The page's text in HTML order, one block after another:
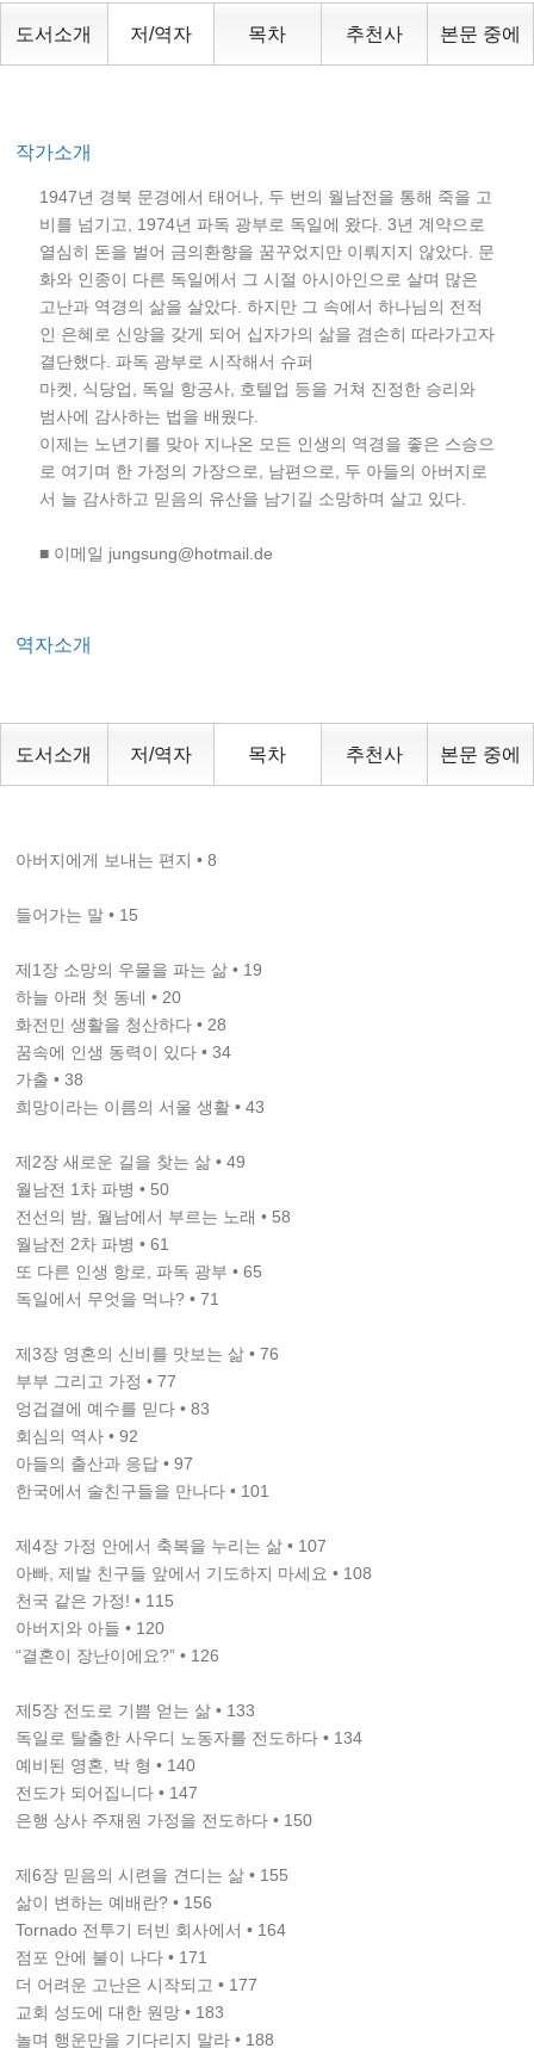
도서소개 저/역자 목차 추천사 본문 중에
작가소개
1947년 경북 문경에서 태어나, 두 번의 월남전을 통해 죽을 고
비를 넘기고, 1974년 파독 광부로 독일에 왔다. 3년 계약으로
열심히 돈을 벌어 금의환향을 꿈꾸었지만 이뤄지지 않았다. 문
화와 인종이 다른 독일에서 그 시절 아시아인으로 살며 많은
고난과 역경의 삶을 살았다. 하지만 그 속에서 하나님의 전적
인 은혜로 신앙을 갖게 되어 십자가의 삶을 겸손히 따라가고자
결단했다. 파독 광부로 시작해서 슈퍼
마켓, 식당업, 독일 항공사, 호텔업 등을 거쳐 진정한 승리와
범사에 감사하는 법을 배웠다.
이제는 노년기를 맞아 지나온 모든 인생의 역경을 좋은 스승으
로 여기며 한 가정의 가장으로, 남편으로, 두 아들의 아버지로
서 늘 감사하고 믿음의 유산을 남기길 소망하며 살고 있다.
■ 이메일 jungsung@hotmail.de
역자소개
도서소개 저/역자 목차 추천사 본문 중에
아버지에게 보내는 편지 • 8
들어가는 말 • 15
제1장 소망의 우물을 파는 삶 • 19
하늘 아래 첫 동네 • 20
화전민 생활을 청산하다 • 28
꿈속에 인생 동력이 있다 • 34
가출 • 38
희망이라는 이름의 서울 생활 • 43
제2장 새로운 길을 찾는 삶 • 49
월남전 1차 파병 • 50
전선의 밤, 월남에서 부르는 노래 • 58
월남전 2차 파병 • 61
또 다른 인생 항로, 파독 광부 • 65
독일에서 무엇을 먹나? • 71
제3장 영혼의 신비를 맛보는 삶 • 76
부부 그리고 가정 • 77
엉겁결에 예수를 믿다 • 83
회심의 역사 • 92
아들의 출산과 응답 • 97
한국에서 술친구들을 만나다 • 101
제4장 가정 안에서 축복을 누리는 삶 • 107
아빠, 제발 친구들 앞에서 기도하지 마세요 • 108
천국 같은 가정! • 115
아버지와 아들 • 120
“결혼이 장난이에요?” • 126
제5장 전도로 기쁨 얻는 삶 • 133
독일로 탈출한 사우디 노동자를 전도하다 • 134
예비된 영혼, 박 형 • 140
전도가 되어집니다 • 147
은행 상사 주재원 가정을 전도하다 • 150
제6장 믿음의 시련을 견디는 삶 • 155
삶이 변하는 예배란? • 156
Tornado 전투기 터빈 회사에서 • 164
점포 안에 불이 나다 • 171
더 어려운 고난은 시작되고 • 177
교회 성도에 대한 원망 • 183
놀며 행운만을 기다리지 말라 • 188